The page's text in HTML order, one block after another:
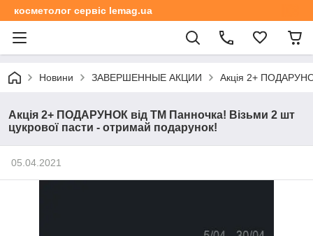
косметолог сервіс lemag.ua
Новини ЗАВЕРШЕННЫЕ АКЦИИ Акція 2+
Акція 2+ ПОДАРУНОК від ТМ Панночка! Візьми 2 шт
цукрової пасти - отримай подарунок!
05.04.2021